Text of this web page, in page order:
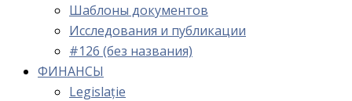
Шаблоны документов
Исследования и публикации
#126 (без названия)
ФИНАНСЫ
Legislație